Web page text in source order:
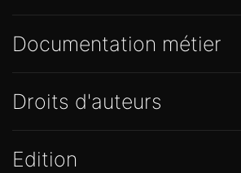
Documentation métier
Droits d'auteurs
Edition